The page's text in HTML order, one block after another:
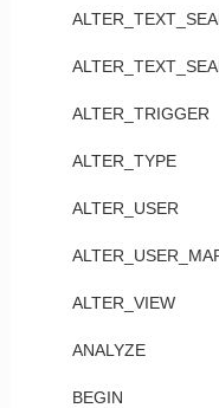
ALTER_TRIGGER
ALTER_TYPE
ALTER_USER
ALTER_VIEW
ANALYZE
BEGIN